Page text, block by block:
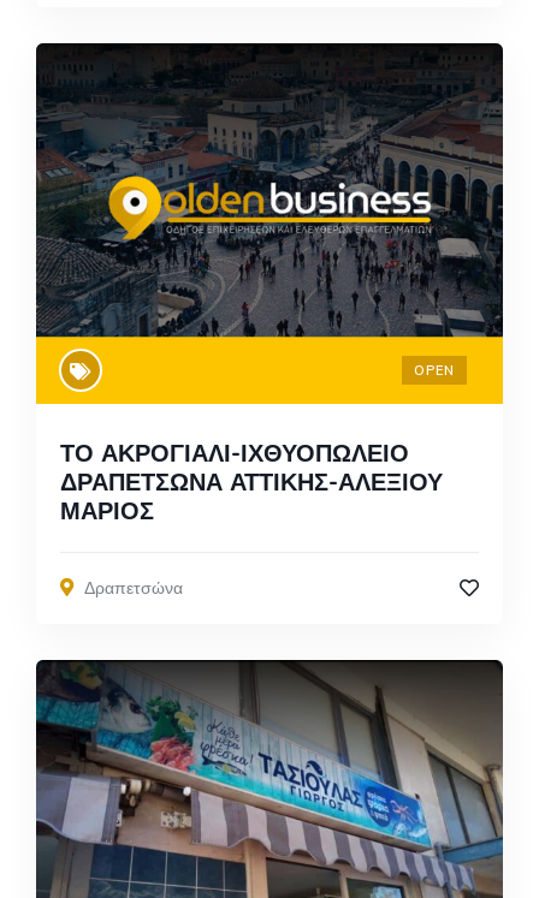
OPEN
ΤΟ ΑΚΡΟΓΙΑΛΙ-ΙΧΘΥΟΠΩΛΕΙΟ
ΔΡΑΠΕΤΣΩΝΑ ΑΤΤΙΚΗΣ-ΑΛΕΞΙΟΥ
ΜΑΡΙΟΣ
Δραπετσώνα